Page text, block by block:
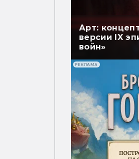
Арт:
версии IX
войн»
РЕКЛАМА